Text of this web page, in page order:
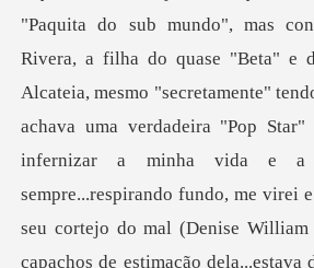
Rivera, a filha do quase "Beta" e
Alcateia, mesmo "secretamente"
achava uma verdadeira "Pop
infernizar a minha vida e a